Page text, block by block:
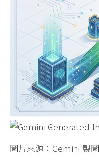
圖片來源：Gemini 製圖